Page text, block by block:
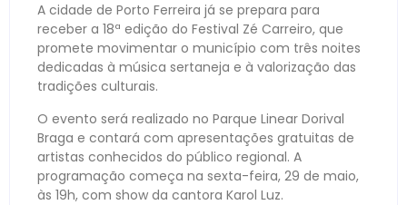
A cidade de Porto Ferreira já se prepara para
receber a 18ª edição do Festival Zé Carreiro, que
promete movimentar o município com três noites
dedicadas à música sertaneja e à valorização das
tradições culturais.
O evento será realizado no Parque Linear Dorival
Braga e contará com apresentações gratuitas de
artistas conhecidos do público regional. A
programação começa na sexta-feira, 29 de maio,
às 19h, com show da cantora Karol Luz.